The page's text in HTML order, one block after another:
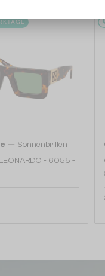
— Sonnenbrillen
- 6055 -